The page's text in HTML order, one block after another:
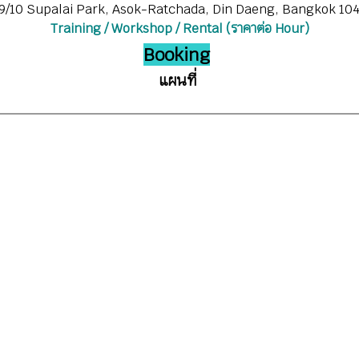
10 Supalai Park, Asok-Ratchada, Din Daeng, Bangkok
Training / Workshop / Rental (ราคาต่อ Hour)
Booking
แผนที่